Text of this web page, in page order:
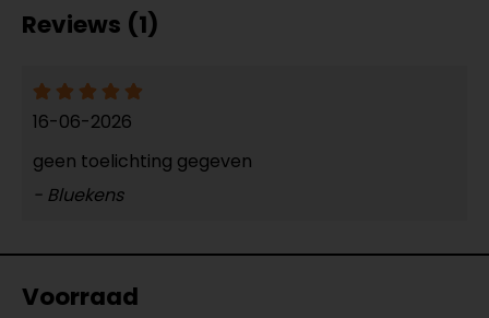
Reviews (1)
16-06-2026
geen toelichting gegeven
- Bluekens
Voorraad